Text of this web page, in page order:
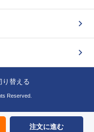
注文に進む
り替える
Reserved.